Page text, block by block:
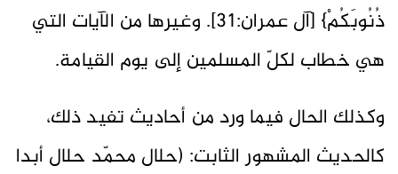
ذُنُوبَكُمْ} [آل عمران:٣١]. وغيرها من الآيات التي
هي خطاب لكلّ المسلمين إلى يوم القيامة.
وكذلك الحال فيما ورد من أحاديث تفيد ذلك،
كالحديث المشهور الثابت: (حلال محمّد حلال أبدا